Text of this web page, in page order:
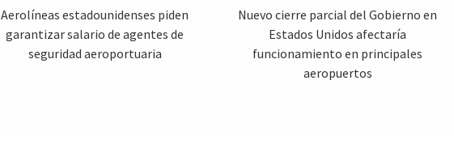
Aerolíneas estadounidenses piden
garantizar salario de agentes de
seguridad aeroportuaria
Nuevo cierre parcial del Gobierno en
Estados Unidos afectaría
funcionamiento en principales
aeropuertos